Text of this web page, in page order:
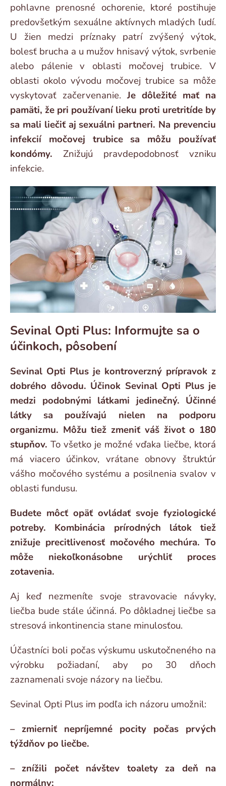
pohlavne prenosné ochorenie, ktoré postihuje
predovšetkým sexuálne aktívnych mladých ľudí.
U žien medzi príznaky patrí zvýšený výtok,
bolesť brucha a u mužov hnisavý výtok, svrbenie
alebo pálenie v oblasti močovej trubice. V
oblasti okolo vývodu močovej trubice sa môže
vyskytovať začervenanie. Je dôležité mať na
pamäti, že pri používaní lieku proti uretritíde by
sa mali liečiť aj sexuálni partneri. Na prevenciu
infekcií močovej trubice sa môžu používať
kondómy. Znižujú pravdepodobnosť vzniku
infekcie.
Sevinal Opti Plus: Informujte sa o
účinkoch, pôsobení
Sevinal Opti Plus je kontroverzný prípravok z
dobrého dôvodu. Účinok Sevinal Opti Plus je
medzi podobnými látkami jedinečný. Účinné
látky sa používajú nielen na podporu
organizmu. Môžu tiež zmeniť váš život o 180
stupňov. To všetko je možné vďaka liečbe, ktorá
má viacero účinkov, vrátane obnovy štruktúr
vášho močového systému a posilnenia svalov v
oblasti fundusu.
Budete môcť opäť ovládať svoje fyziologické
potreby. Kombinácia prírodných látok tiež
znižuje precitlivenosť močového mechúra. To
môže niekoľkonásobne urýchliť proces
zotavenia.
Aj keď nezmeníte svoje stravovacie návyky,
liečba bude stále účinná. Po dôkladnej liečbe sa
stresová inkontinencia stane minulosťou.
Účastníci boli počas výskumu uskutočneného na
výrobku požiadaní, aby po 30 dňoch
zaznamenali svoje názory na liečbu.
Sevinal Opti Plus im podľa ich názoru umožnil:
– zmierniť nepríjemné pocity počas prvých
týždňov po liečbe.
– znížili počet návštev toalety za deň na
normálny;